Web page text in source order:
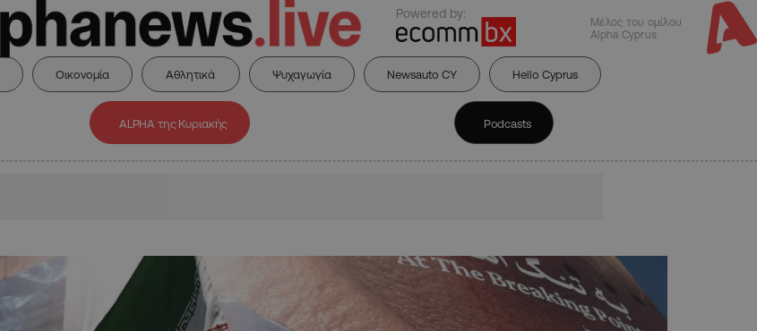
Powered by:
Μέλος του ομίλου
Alpha Cyprus
Οικονομία Αθλητικά Ψυχαγωγία Newsauto CY Hello Cyprus
ALPHA της Κυριακής Podcasts